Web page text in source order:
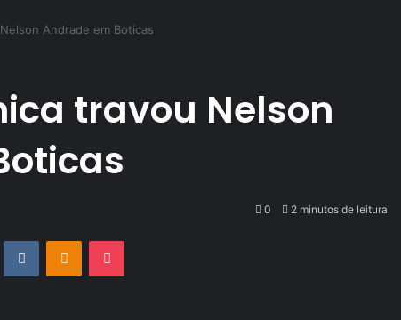
Andrade em Boticas
travou Nelson
0 2 minutos de leitura
VKontakteOdnoklassniki
Pocket